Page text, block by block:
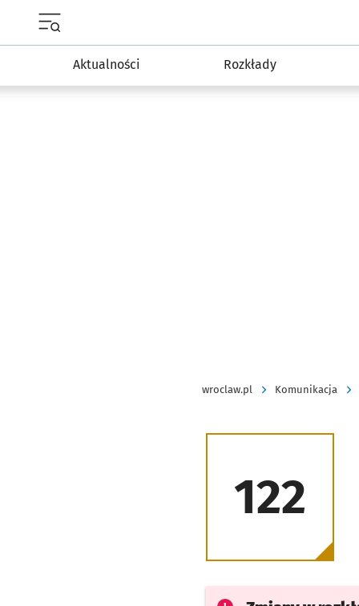
Aktualności Rozkłady
wroclaw.pl Komunikacja
122